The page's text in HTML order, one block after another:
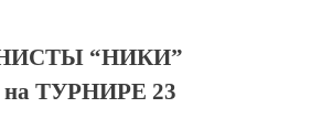
“НИКИ”
ТУРНИРЕ 23